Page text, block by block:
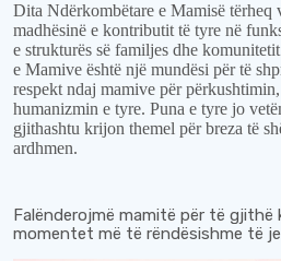
Dita Ndërkombëtare e Mamisë tërheq
madhësinë e kontributit të tyre në
e strukturës së familjes dhe
e Mamive është një mundësi për të
respekt ndaj mamive për
humanizmin e tyre. Puna e tyre jo
gjithashtu krijon themel për breza të
ardhmen.
Fal ënderojmë mamitë për të gjithë
momentet më të rëndësishme të